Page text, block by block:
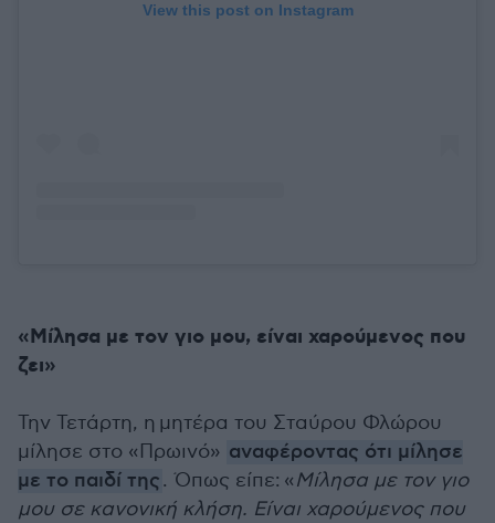
View this post on Instagram
«Μίλησα με τον γιο μου, είναι χαρούμενος που
ζει»
Την Τετάρτη, η μητέρα του Σταύρου Φλώρου
μίλησε στο «Πρωινό» αναφέροντας ότι μίλησε
με το παιδί της. Όπως είπε: «Μίλησα με τον γιο
μου σε κανονική κλήση. Είναι χαρούμενος που